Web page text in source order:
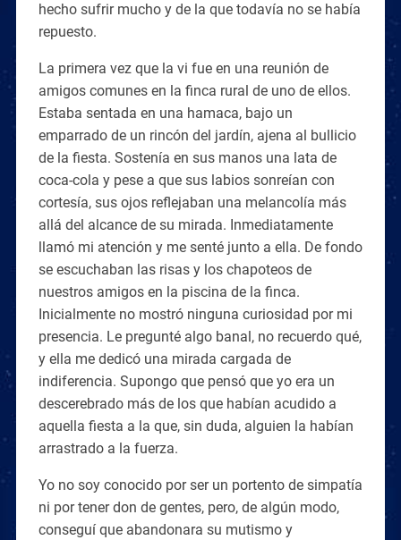
hecho sufrir mucho y de la que todavía no se había
repuesto.
La primera vez que la vi fue en una reunión de
amigos comunes en la finca rural de uno de ellos.
Estaba sentada en una hamaca, bajo un
emparrado de un rincón del jardín, ajena al bullicio
de la fiesta. Sostenía en sus manos una lata de
coca-cola y pese a que sus labios sonreían con
cortesía, sus ojos reflejaban una melancolía más
allá del alcance de su mirada. Inmediatamente
llamó mi atención y me senté junto a ella. De fondo
se escuchaban las risas y los chapoteos de
nuestros amigos en la piscina de la finca.
Inicialmente no mostró ninguna curiosidad por mi
presencia. Le pregunté algo banal, no recuerdo qué,
y ella me dedicó una mirada cargada de
indiferencia. Supongo que pensó que yo era un
descerebrado más de los que habían acudido a
aquella fiesta a la que, sin duda, alguien la habían
arrastrado a la fuerza.
Yo no soy conocido por ser un portento de simpatía
ni por tener don de gentes, pero, de algún modo,
conseguí que abandonara su mutismo y